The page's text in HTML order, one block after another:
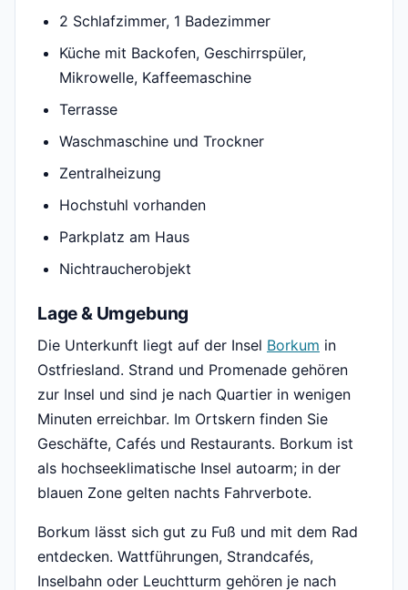
2 Schlafzimmer, 1 Badezimmer
Küche mit Backofen, Geschirrspüler,
Mikrowelle, Kaffeemaschine
Terrasse
Waschmaschine und Trockner
Zentralheizung
Hochstuhl vorhanden
Parkplatz am Haus
Nichtraucherobjekt
Lage & Umgebung
Die Unterkunft liegt auf der Insel Borkum in
Ostfriesland. Strand und Promenade gehören
zur Insel und sind je nach Quartier in wenigen
Minuten erreichbar. Im Ortskern finden Sie
Geschäfte, Cafés und Restaurants. Borkum ist
als hochseeklimatische Insel autoarm; in der
blauen Zone gelten nachts Fahrverbote.
Borkum lässt sich gut zu Fuß und mit dem Rad
entdecken. Wattführungen, Strandcafés,
Inselbahn oder Leuchtturm gehören je nach